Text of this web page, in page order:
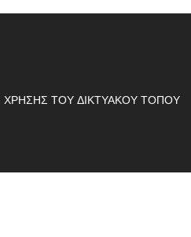
ΧΡΗΣΗΣ ΤΟΥ ΔΙΚΤΥΑΚΟΥ ΤΟΠΟΥ